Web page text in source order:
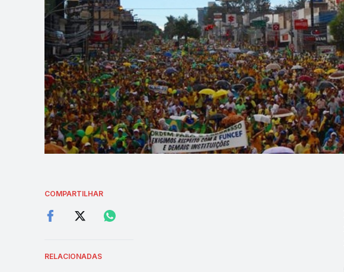
COMPARTILHAR
RELACIONADAS